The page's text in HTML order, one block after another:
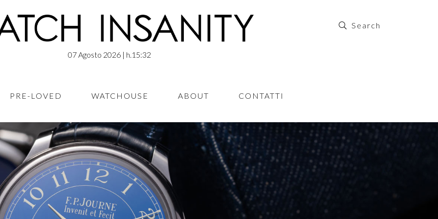
07 Agosto 2026 | h.15:32
PRE-LOVED WATCHOUSE ABOUT CONTATTI